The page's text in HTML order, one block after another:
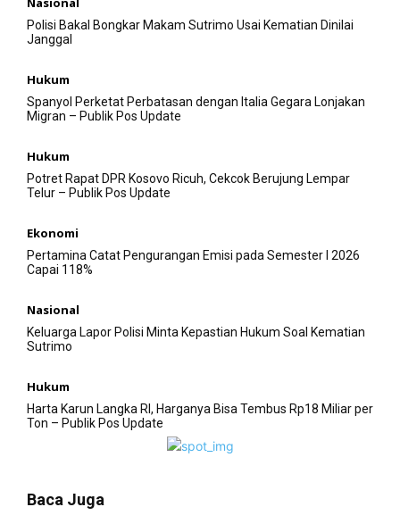
Polisi Bakal Bongkar Makam Sutrimo Usai Kematian Dinilai
Janggal
Hukum
Spanyol Perketat Perbatasan dengan Italia Gegara Lonjakan
Migran – Publik Pos Update
Hukum
Potret Rapat DPR Kosovo Ricuh, Cekcok Berujung Lempar
Telur – Publik Pos Update
Ekonomi
Pertamina Catat Pengurangan Emisi pada Semester I 2026
Capai 118%
Nasional
Keluarga Lapor Polisi Minta Kepastian Hukum Soal Kematian
Sutrimo
Hukum
Harta Karun Langka RI, Harganya Bisa Tembus Rp18 Miliar per
Ton – Publik Pos Update
Baca Juga